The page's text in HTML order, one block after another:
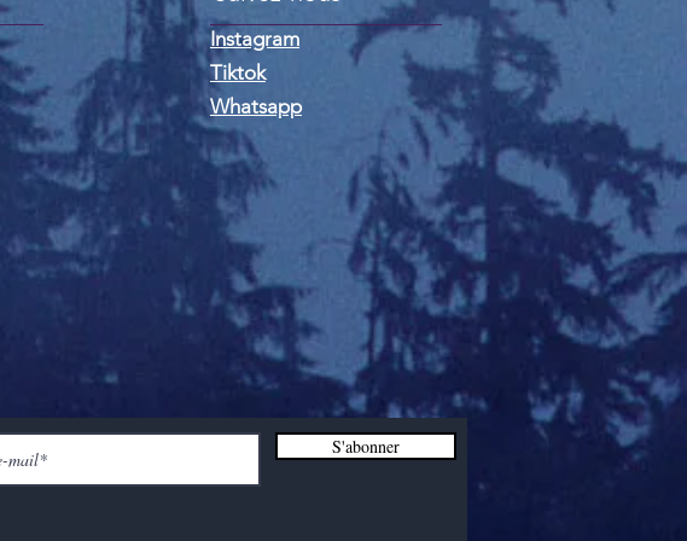
Instagram
Tiktok
Whatsapp
S'abonner